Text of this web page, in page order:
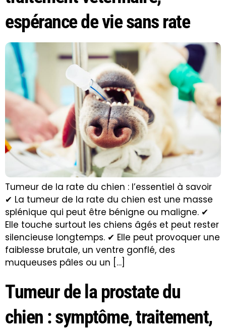
espérance de vie sans rate
Tumeur de la rate du chien : l’essentiel à savoir
✔ La tumeur de la rate du chien est une masse
splénique qui peut être bénigne ou maligne. ✔
Elle touche surtout les chiens âgés et peut rester
silencieuse longtemps. ✔ Elle peut provoquer une
faiblesse brutale, un ventre gonflé, des
muqueuses pâles ou un […]
Tumeur de la prostate du
chien : symptôme, traitement,